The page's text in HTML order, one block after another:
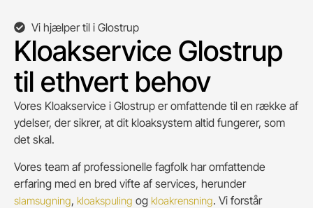
Vi hjælper til i Glostrup
Kloakservice Glostrup
til ethvert behov
Vores Kloakservice i Glostrup er omfattende til en række af
ydelser, der sikrer, at dit kloaksystem altid fungerer, som
det skal.
Vores team af professionelle fagfolk har omfattende
erfaring med en bred vifte af services, herunder
slamsugning, kloakspuling og kloakrensning. Vi forstår